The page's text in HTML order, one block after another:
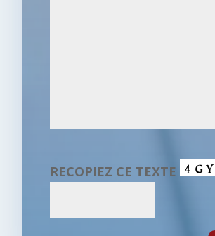
VEUILLEZ LAISSER CE
RECOPIEZ CE TEXTE